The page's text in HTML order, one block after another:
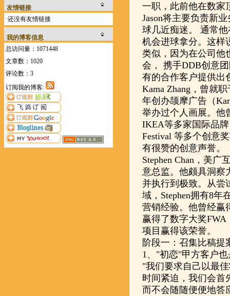
友情链接
·还没有友情链接
我的博客信息
总访问量：1071448
文章数：1020
评论数：3
订阅我的博客:
一职，此前他在数家
Jason将主要负责新
球几近痴迷。 通常
机会进球拿分。这样
类似，因为在公司他
会， 携手DDB创意
有的合作客户提供出
Kama Zhang，曾就
年创办颉摩广告（
举办过个人画展。他
IKEA等多家国际品牌
Festival 等多个创意
有很赞的创意声誉。
Stephen Chan，美
意总监。他颇具洞察
并执行到极致。从尝
域，Stephen拥有8年
营销经验。他曾经赢
赢得了数字大奖
项目赢得该荣誉。
阶段一：召集比稿提
1、"初恋"甲方客户
"我们要求自己以最
时间紧迫，我们会首
而不会随随便便地答